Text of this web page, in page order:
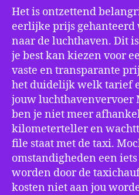
Het is ontzettend
eerlijke prijs gehanteerd
naar de luchthaven. Dit
je best kan kiezen voor
vaste en transparante
het duidelijk welk tarief
jouw luchthavenvervoer
ben je niet meer
kilometerteller en
file staat met de taxi.
omstandigheden een
worden door de
kosten niet aan jou